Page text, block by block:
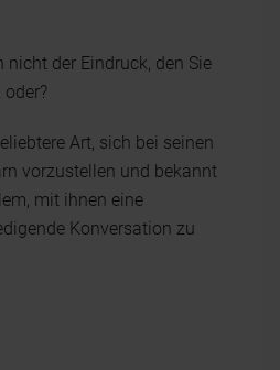
der Eindruck, den Sie
Art, sich bei seinen
vorzustellen und bekannt
mit ihnen eine
Konversation zu